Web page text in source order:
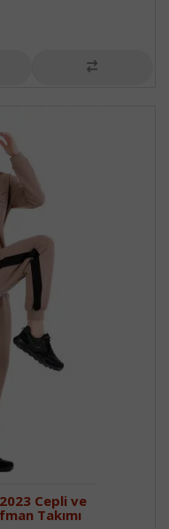
Cepli ve
Takımı